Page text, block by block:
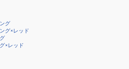
グ
グ×レッド
×レッド